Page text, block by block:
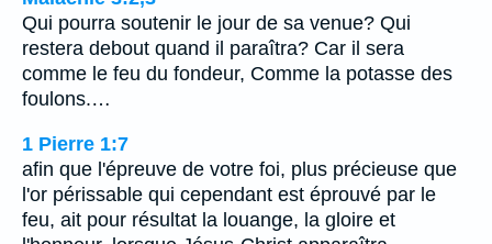
Qui pourra soutenir le jour de sa venue? Qui
restera debout quand il paraîtra? Car il sera
comme le feu du fondeur, Comme la potasse des
foulons.…
1 Pierre 1:7
afin que l'épreuve de votre foi, plus précieuse que
l'or périssable qui cependant est éprouvé par le
feu, ait pour résultat la louange, la gloire et